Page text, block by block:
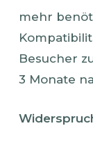
mehr
Besucher
3 Monate